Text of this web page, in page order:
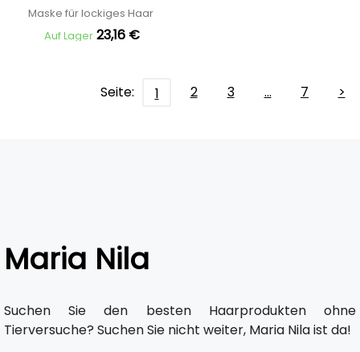
Maske für lockiges Haar
Auf Lager 23,16 €
Seite: 1 2 3 … 7 >
Maria Nila
Suchen Sie den besten Haarprodukten ohne
Tierversuche? Suchen Sie nicht weiter, Maria Nila ist da!